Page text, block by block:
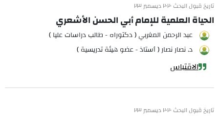
تاريخ قبول البحث ٢٠٢٠ ديسمبر ٢٣
الحياة العلمية للإمام أبي الحسن الأشعري
عبد الرحمن المغربي ( دكتوراه - طالب دراسات عليا )
د. نصار نصار ( أستاذ - عضو هيئة تدريسية )
الاقتباس
تاريخ قبول البحث ٢٠٢٠ ديسمبر ٢٣